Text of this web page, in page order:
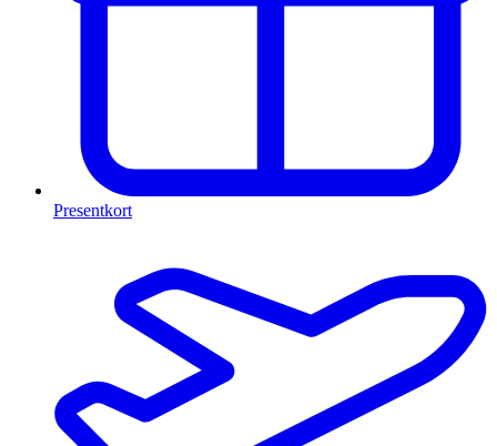
Presentkort